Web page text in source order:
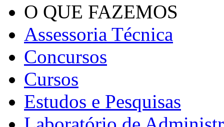
O QUE FAZEMOS
Assessoria Técnica
Concursos
Cursos
Estudos e Pesquisas